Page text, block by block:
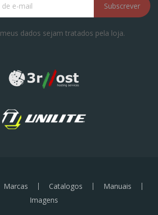
Subscrever
dados sejam tratados pela loja.
Marcas Catalogos
Manuais
Imagens